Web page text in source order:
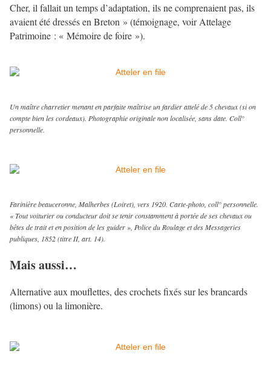
Cher, il fallait un temps d’adaptation, ils ne comprenaient pas, ils
avaient été dressés en Breton » (témoignage, voir Attelage
Patrimoine : « Mémoire de foire »).
Un maître charretier menant en parfaite maîtrise un fardier attelé de 5 chevaux (si on
compte bien les cordeaux). Photographie originale non localisée, sans date. Coll°
personnelle.
Farinière beauceronne, Malherbes (Loiret), vers 1920. Carte-photo, coll° personnelle.
« Tout voiturier ou conducteur doit se tenir constamment à portée de ses chevaux ou
bêtes de trait et en position de les guider », Police du Roulage et des Messageries
publiques, 1852 (titre II, art. 14).
Mais aussi…
Alternative aux mouflettes, des crochets fixés sur les brancards
(limons) ou la limonière.